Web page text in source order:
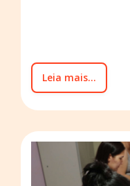
Leia mais...